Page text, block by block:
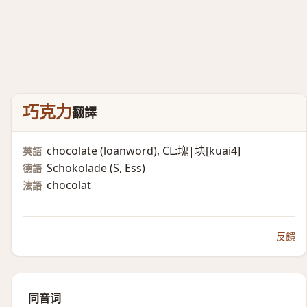
巧克力翻譯
英語 chocolate (loanword)​, CL:塊|块[kuai4]
德語 Schokolade (S, Ess)​
法語 chocolat
反饋
同音词